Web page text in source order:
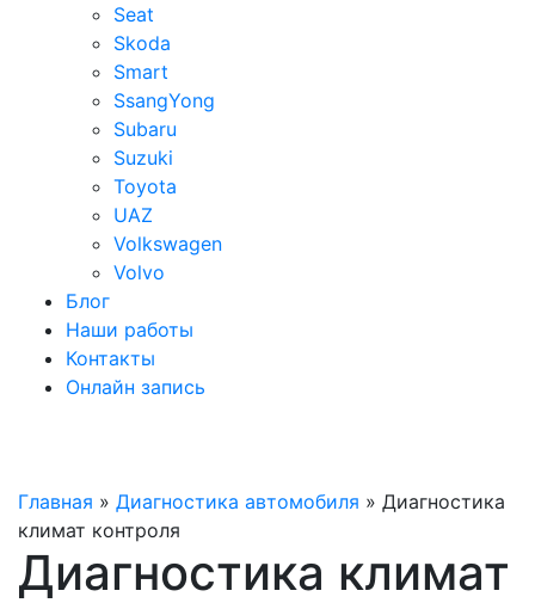
Seat
Skoda
Smart
SsangYong
Subaru
Suzuki
Toyota
UAZ
Volkswagen
Volvo
Блог
Наши работы
Контакты
Онлайн запись
Главная » Диагностика автомобиля » Диагностика
климат контроля
Диагностика климат